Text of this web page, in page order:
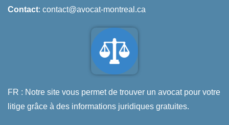
Contact: contact@avocat-montreal.ca
FR : Notre site vous permet de trouver un avocat pour votre
litige grâce à des informations juridiques gratuites.